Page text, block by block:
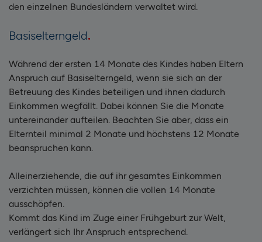
den einzelnen Bundesländern verwaltet wird.
Basiselterngeld
Während der ersten 14 Monate des Kindes haben Eltern
Anspruch auf Basiselterngeld, wenn sie sich an der
Betreuung des Kindes beteiligen und ihnen dadurch
Einkommen wegfällt. Dabei können Sie die Monate
untereinander aufteilen. Beachten Sie aber, dass ein
Elternteil minimal 2 Monate und höchstens 12 Monate
beanspruchen kann.
Alleinerziehende, die auf ihr gesamtes Einkommen
verzichten müssen, können die vollen 14 Monate
ausschöpfen.
Kommt das Kind im Zuge einer Frühgeburt zur Welt,
verlängert sich Ihr Anspruch entsprechend.